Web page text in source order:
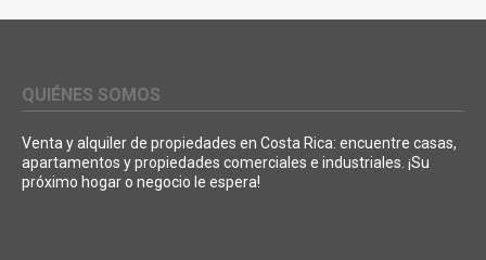
QUIÉNES SOMOS
Venta y alquiler de propiedades en Costa Rica: encuentre casas,
apartamentos y propiedades comerciales e industriales. ¡Su
próximo hogar o negocio le espera!